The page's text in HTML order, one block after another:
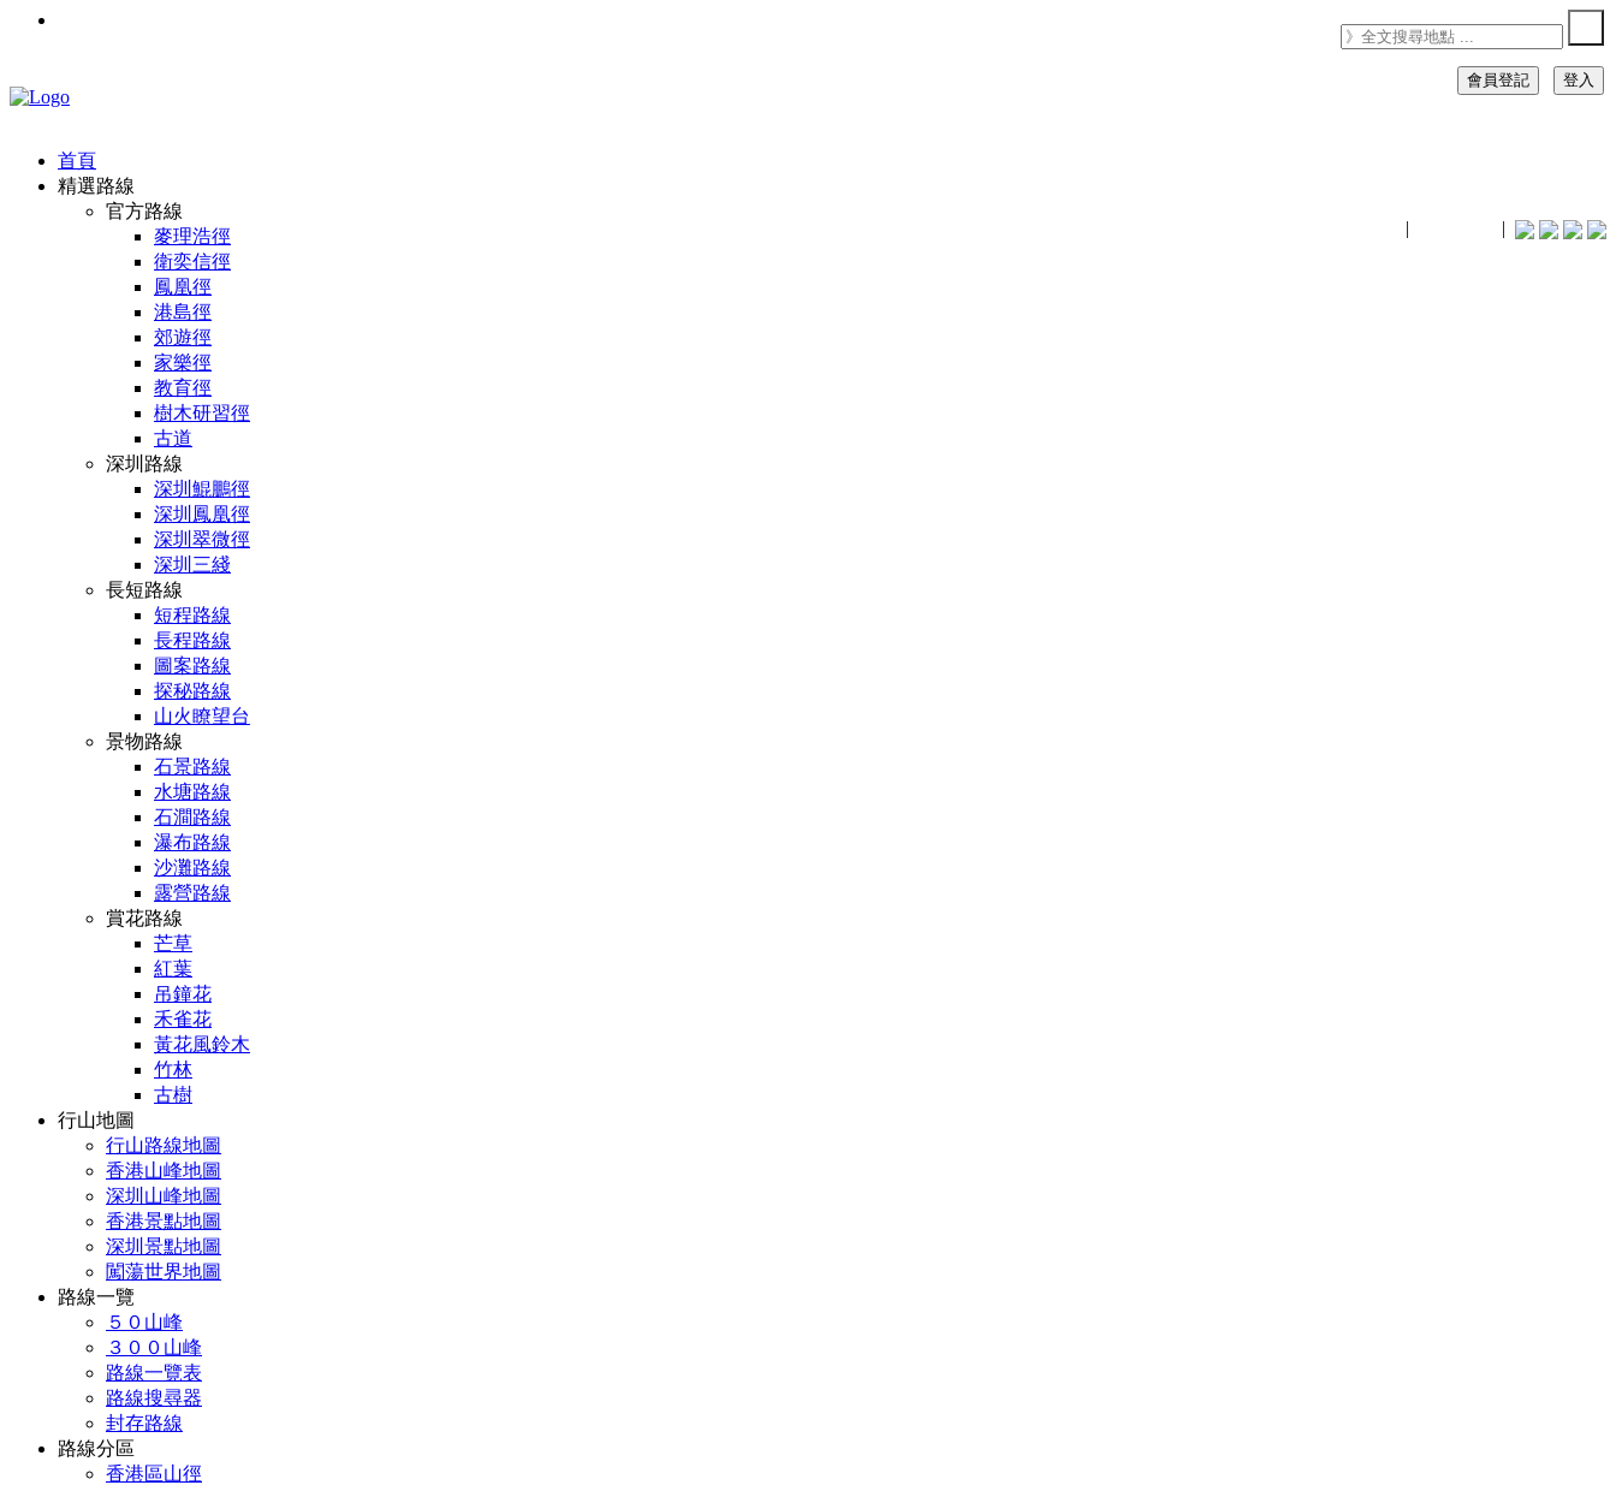
| |
會員登記 登入
首頁
精選路線
官方路線
麥理浩徑
衛奕信徑
鳳凰徑
港島徑
郊遊徑
家樂徑
教育徑
樹木研習徑
古道
深圳路線
深圳鯤鵬徑
深圳鳳凰徑
深圳翠微徑
深圳三綫
長短路線
短程路線
長程路線
圖案路線
探秘路線
山火瞭望台
景物路線
石景路線
水塘路線
石澗路線
瀑布路線
沙灘路線
露營路線
賞花路線
芒草
紅葉
吊鐘花
禾雀花
黃花風鈴木
竹林
古樹
行山地圖
行山路線地圖
香港山峰地圖
深圳山峰地圖
香港景點地圖
深圳景點地圖
闖蕩世界地圖
路線一覽
５０山峰
３００山峰
路線一覽表
路線搜尋器
封存路線
路線分區
香港區山徑